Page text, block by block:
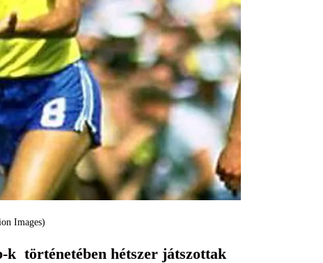
Images)
k történetében hétszer játszottak